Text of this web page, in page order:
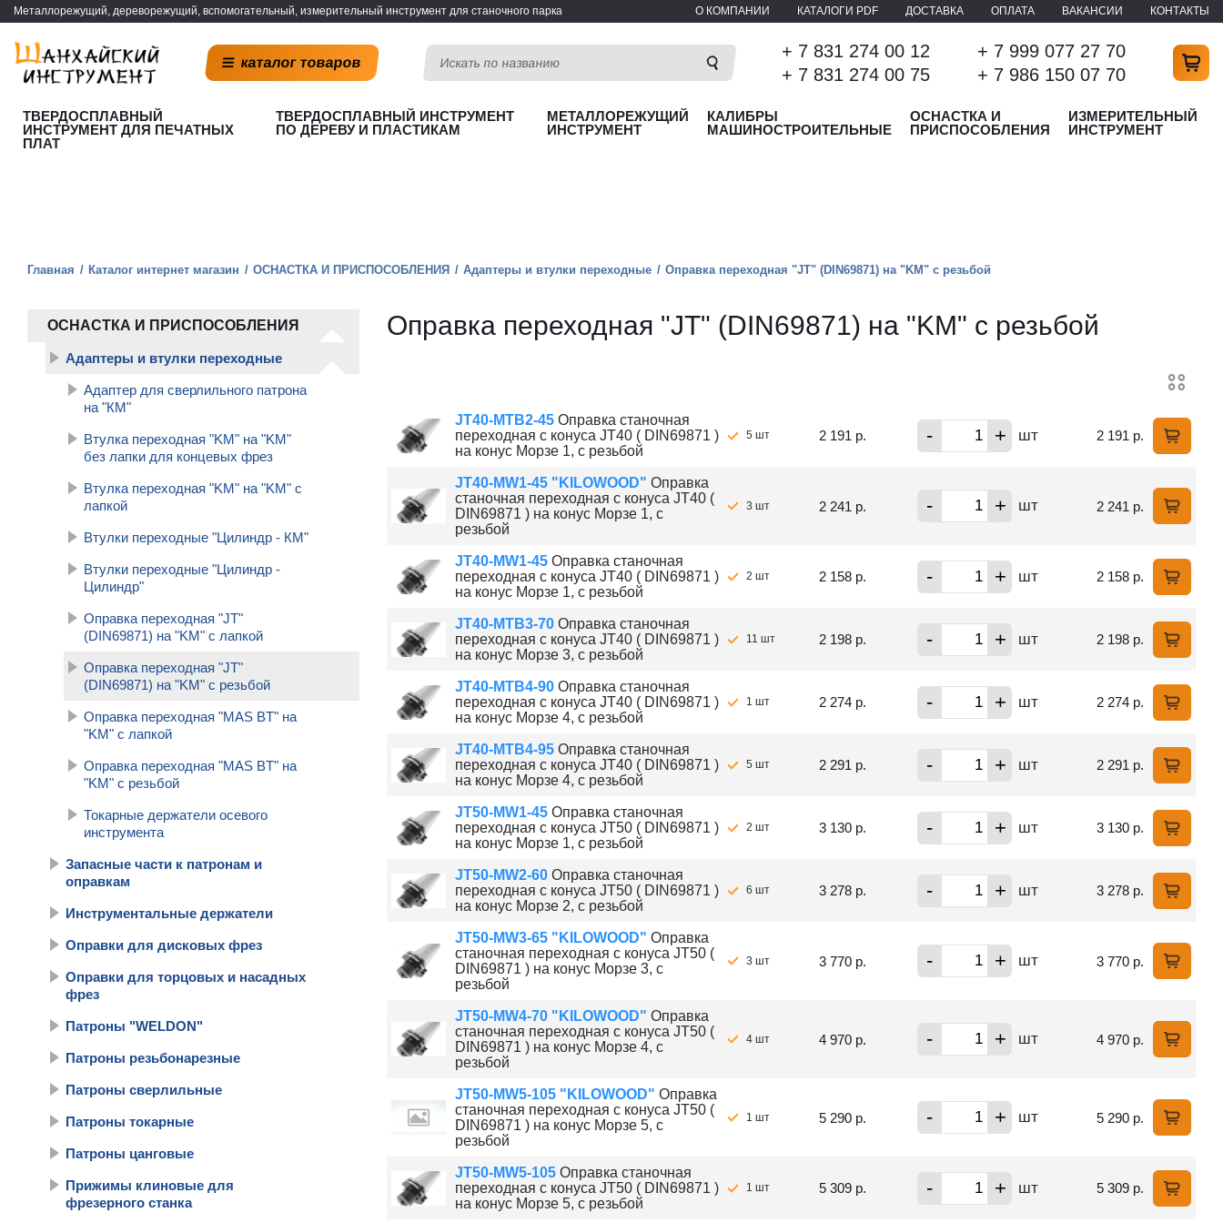
Металлорежущий, дереворежущий, вспомогательный, измерительный инструмент для станочного парка О КОМПАНИИ КАТАЛОГИ PDF ДОСТАВКА ОПЛАТА ВАКАНСИИ КОНТАКТЫ
каталог товаров
+ 7 831 274 00 12
+ 7 831 274 00 75
+ 7 999 077 27 70
+ 7 986 150 07 70
ТВЕРДОСПЛАВНЫЙ
ИНСТРУМЕНТ ДЛЯ ПЕЧАТНЫХ
ПЛАТ
ТВЕРДОСПЛАВНЫЙ ИНСТРУМЕНТ
ПО ДЕРЕВУ И ПЛАСТИКАМ
МЕТАЛЛОРЕЖУЩИЙ
ИНСТРУМЕНТ
КАЛИБРЫ
МАШИНОСТРОИТЕЛЬНЫЕ
ОСНАСТКА И
ПРИСПОСОБЛЕНИЯ
ИЗМЕРИТЕЛЬНЫЙ
ИНСТРУМЕНТ
Главная Каталог интернет магазин ОСНАСТКА И ПРИСПОСОБЛЕНИЯ Адаптеры и втулки переходные Оправка переходная "JT" (DIN69871) на "KM" с резьбой
ОСНАСТКА И ПРИСПОСОБЛЕНИЯ
Адаптеры и втулки переходные
Адаптер для сверлильного патрона
на "КM"
Втулка переходная "KM" на "KM"
без лапки для концевых фрез
Втулка переходная "KM" на "KM" с
лапкой
Втулки переходные "Цилиндр - КМ"
Втулки переходные "Цилиндр -
Цилиндр"
Оправка переходная "JT"
(DIN69871) на "KM" с лапкой
Оправка переходная "JT"
(DIN69871) на "KM" с резьбой
Оправка переходная "MAS BT" на
"KM" с лапкой
Оправка переходная "MAS BT" на
"KM" с резьбой
Токарные держатели осевого
инструмента
Запасные части к патронам и
оправкам
Инструментальные держатели
Оправки для дисковых фрез
Оправки для торцовых и насадных
фрез
Патроны "WELDON"
Патроны резьбонарезные
Патроны сверлильные
Патроны токарные
Патроны цанговые
Прижимы клиновые для
фрезерного станка
Оправка переходная "JT" (DIN69871) на "KM" с резьбой
JT40-MTB2-45 Оправка станочная
переходная с конуса JT40 ( DIN69871 )
на конус Морзе 1, с резьбой
5 шт 2 191 р. - + шт 2 191 р.
JT40-MW1-45 "KILOWOOD" Оправка
станочная переходная с конуса JT40 (
DIN69871 ) на конус Морзе 1, с
резьбой
3 шт 2 241 р. - + шт 2 241 р.
JT40-MW1-45 Оправка станочная
переходная с конуса JT40 ( DIN69871 )
на конус Морзе 1, с резьбой
2 шт 2 158 р. - + шт 2 158 р.
JT40-MTB3-70 Оправка станочная
переходная с конуса JT40 ( DIN69871 )
на конус Морзе 3, с резьбой
11 шт 2 198 р. - + шт 2 198 р.
JT40-MTB4-90 Оправка станочная
переходная с конуса JT40 ( DIN69871 )
на конус Морзе 4, с резьбой
1 шт 2 274 р. - + шт 2 274 р.
JT40-MTB4-95 Оправка станочная
переходная с конуса JT40 ( DIN69871 )
на конус Морзе 4, с резьбой
5 шт 2 291 р. - + шт 2 291 р.
JT50-MW1-45 Оправка станочная
переходная с конуса JT50 ( DIN69871 )
на конус Морзе 1, с резьбой
2 шт 3 130 р. - + шт 3 130 р.
JT50-MW2-60 Оправка станочная
переходная с конуса JT50 ( DIN69871 )
на конус Морзе 2, с резьбой
6 шт 3 278 р. - + шт 3 278 р.
JT50-MW3-65 "KILOWOOD" Оправка
станочная переходная с конуса JT50 (
DIN69871 ) на конус Морзе 3, с
резьбой
3 шт 3 770 р. - + шт 3 770 р.
JT50-MW4-70 "KILOWOOD" Оправка
станочная переходная с конуса JT50 (
DIN69871 ) на конус Морзе 4, с
резьбой
4 шт 4 970 р. - + шт 4 970 р.
JT50-MW5-105 "KILOWOOD" Оправка
станочная переходная с конуса JT50 (
DIN69871 ) на конус Морзе 5, с
резьбой
1 шт 5 290 р. - + шт 5 290 р.
JT50-MW5-105 Оправка станочная
переходная с конуса JT50 ( DIN69871 )
на конус Морзе 5, с резьбой
1 шт 5 309 р. - + шт 5 309 р.